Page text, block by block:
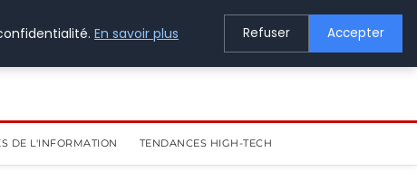
DE L'INFORMATION TENDANCES HIGH-TECH
En savoir plus Refuser Accepter